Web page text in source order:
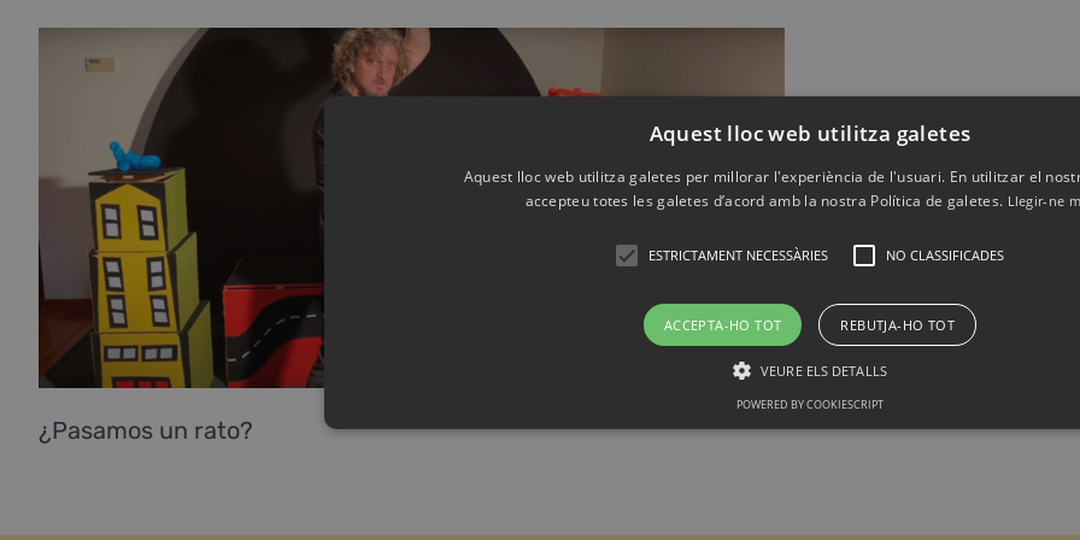
¿Pasamos un rato?
Aquest lloc web utilitza galetes
Aquest lloc web utilitza galetes per millorar l'experiència de l'usuari. En utilitzar el
accepteu totes les galetes d’acord amb la nostra Política de galetes. Llegir-ne
ESTRICTAMENT NECESSÀRIES NO CLASSIFICADES
ACCEPTA-HO TOT REBUTJA-HO TOT
VEURE ELS DETALLS
POWERED BY COOKIESCRIPT